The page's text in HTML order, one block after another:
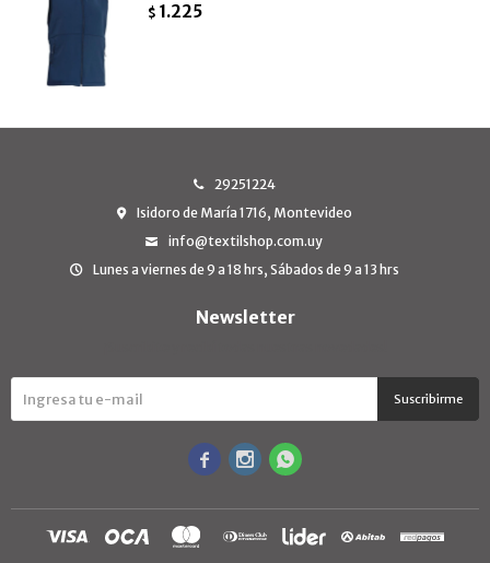
$ 1.225
29251224
Isidoro de María 1716, Montevideo
info@textilshop.com.uy
Lunes a viernes de 9 a 18 hrs, Sábados de 9 a 13 hrs
Newsletter
Suscribirme
  